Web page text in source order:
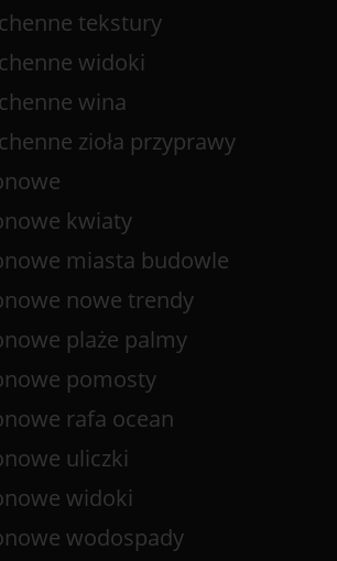
tekstury
widoki
wina
zioła przyprawy
kwiaty
miasta budowle
nowe trendy
plaże palmy
pomosty
rafa ocean
uliczki
widoki
wodospady